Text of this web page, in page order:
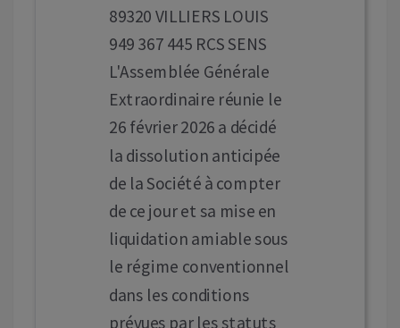
89320 VILLIERS LOUIS
949 367 445 RCS SENS
L'Assemblée Générale
Extraordinaire réunie le
26 février 2026 a décidé
la dissolution anticipée
de la Société à compter
de ce jour et sa mise en
liquidation amiable sous
le régime conventionnel
dans les conditions
prévues par les statuts